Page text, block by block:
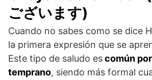
ございます)
Cuando no sabes como se dice
la primera expresión que se
Este tipo de saludo escomún
temprano, siendo más formal